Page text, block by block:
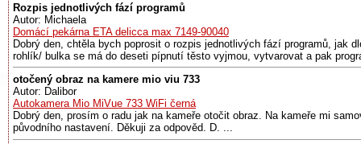
Rozpis jednotlivých fází programů
Autor: Michaela
Domácí pekárna ETA delicca max 7149-90040
Dobrý den, chtěla bych poprosit o rozpis jednotlivých fází programů, jak
rohlík/ bulka se má do deseti pípnutí těsto vyjmou, vytvarovat a pak
otočený obraz na kamere mio viu 733
Autor: Dalibor
Autokamera Mio MiVue 733 WiFi černá
Dobrý den, prosím o radu jak na kameře otočit obraz. Na kameře mi
původního nastavení. Děkuji za odpověd. D. ...